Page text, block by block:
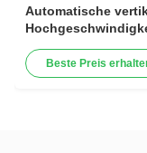
Automatische
Granulat,
Beste Preis